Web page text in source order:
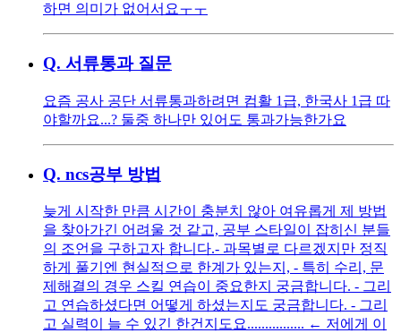
하면 의미가 없어서요ㅜㅜ
Q. 서류통과 질문
요즘 공사 공단 서류통과하려면 컴활 1급, 한국사 1급 따
야할까요...? 둘중 하나만 있어도 통과가능한가요
Q. ncs공부 방법
늦게 시작한 만큼 시간이 충분치 않아 여유롭게 제 방법
을 찾아가긴 어려울 것 같고, 공부 스타일이 잡히신 분들
의 조언을 구하고자 합니다. ​ - 과목별로 다르겠지만 정직
하게 풀기엔 현실적으로 한계가 있는지, - 특히 수리, 문
제해결의 경우 스킬 연습이 중요한지 궁금합니다. - 그리
고 연습하셨다면 어떻게 하셨는지도 궁금합니다. - 그리
고 실력이 늘 수 있긴 한건지도요................ ← 저에게 이